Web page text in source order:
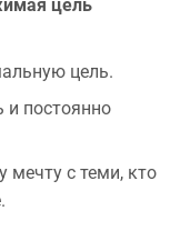
цель
цель.
и постоянно
мечту с теми, кто